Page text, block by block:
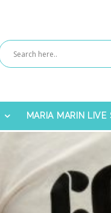
MARIA MARIN LIVE